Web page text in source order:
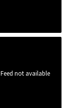
Feed not available